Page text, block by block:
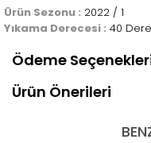
Ürün Sezonu : 2022 / 1
Yıkama Derecesi : 40
Ödeme
Ürün Önerileri